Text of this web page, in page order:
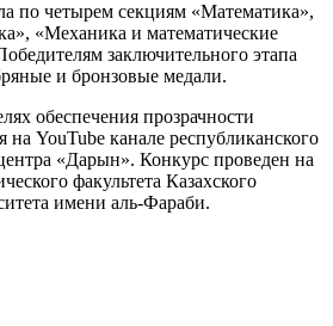
по четырем секциям «Математика»,
«Механика и математические
заключительного этапа
и бронзовые медали.
обеспечения прозрачности
на YouTube канале республиканского
«Дарын». Конкурс проведен на
факультета Казахского
имени аль-Фараби.